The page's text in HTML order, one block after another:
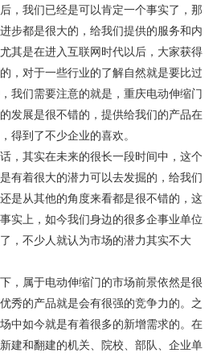
，我们已经是可以肯定一个事实了，那
步都是很大的，给我们提供的服务和内
其是在进入互联网时代以后，大家获得
，对于一些行业的了解自然就是要比过
我们需要注意的就是，重庆电动伸缩门
的发展是很不错的，提供给我们的产品在
得到了不少企业的喜欢。
，其实在未来的很长一段时间中，这个
有着很大的潜力可以去发掘的，给我们
是从其他的角度来看都是很不错的，这
实上，如今我们身边的很多企事业单位
，不少人就认为市场的潜力其实不大
，属于电动伸缩门的市场前景依然是很
秀的产品就是会有很强的竞争力的。之
中如今就是有着很多的新增需求的。在
建和翻建的机关、院校、部队、企业单